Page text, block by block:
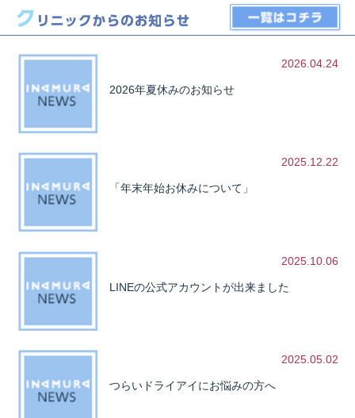
2026.04.24
2026年夏休みのお知らせ
2025.12.22
「年末年始お休みについて」
2025.10.06
LINEの公式アカウントが出来ました
2025.05.02
つらいドライアイにお悩みの方へ